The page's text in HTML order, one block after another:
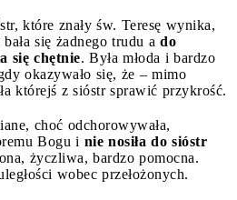
które znały św. Teresę wynika,
się żadnego trudu a do
się chętnie. Była młoda i bardzo
okazywało się, że – mimo
którejś z sióstr sprawić przykrość.
choć odchorowywała,
Bogu i nie nosiła do sióstr
życzliwa, bardzo pomocna.
wobec przełożonych.